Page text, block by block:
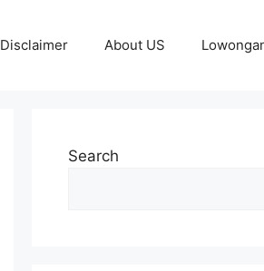
Disclaimer About US
Search